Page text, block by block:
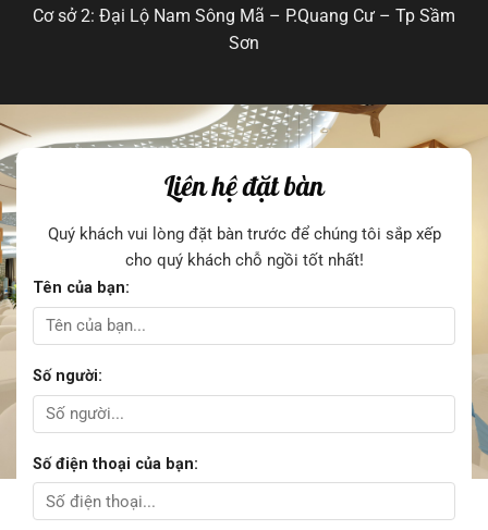
Cơ sở 2: Đại Lộ Nam Sông Mã – P.Quang Cư – Tp Sầm
Sơn
Liên hệ đặt bàn
Quý khách vui lòng đặt bàn trước để chúng tôi sắp xếp
cho quý khách chỗ ngồi tốt nhất!
Tên của bạn:
Số người:
Số điện thoại của bạn: